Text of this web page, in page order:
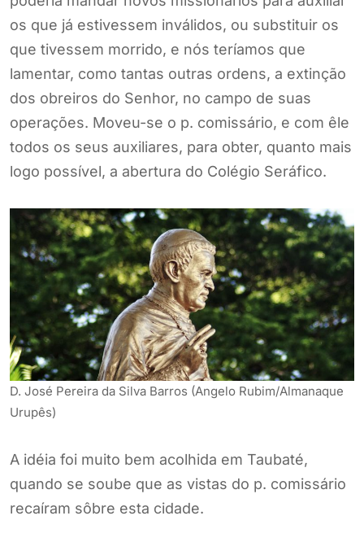
os que já estivessem inválidos, ou substituir os
que tivessem morrido, e nós teríamos que
lamentar, como tantas outras ordens, a extinção
dos obreiros do Senhor, no campo de suas
operações. Moveu-se o p. comissário, e com êle
todos os seus auxiliares, para obter, quanto mais
logo possível, a abertura do Colégio Seráfico.
D. José Pereira da Silva Barros (Angelo Rubim/Almanaque
Urupês)
A idéia foi muito bem acolhida em Taubaté,
quando se soube que as vistas do p. comissário
recaíram sôbre esta cidade.